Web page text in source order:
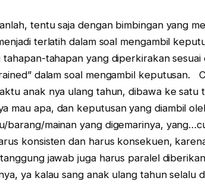
tentu saja dengan bimbingan yang
terlatih dalam soal mengambil
tahapan-tahapan yang diperkirakan
dalam soal mengambil keputusan.
anak nya ulang tahun, dibawa ke
mau apa, dan keputusan yang diambil
barang/mainan yang digemarinya,
konsisten dan harus konsekuen,
jawab juga harus paralel
ya kalau sang anak ulang tahun selalu